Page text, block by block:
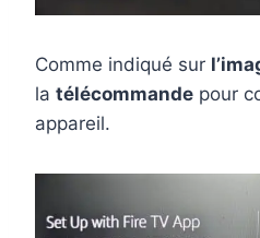
Comme indiqué sur
la télécommande pour
appareil.